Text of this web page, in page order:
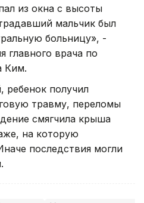
из окна с высоты
мальчик был
больницу», -
главного врача по
Ким.
получил
травму, переломы
смягчила крыша
на которую
последствия могли